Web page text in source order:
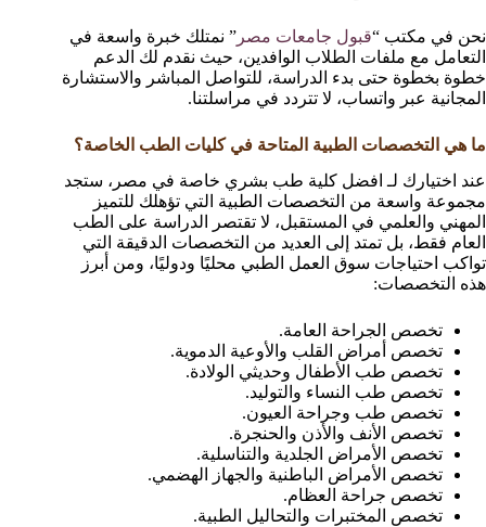
نحن في مكتب “قبول جامعات مصر ” نمتلك خبرة واسعة في
التعامل مع ملفات الطلاب الوافدين، حيث نقدم لك الدعم
خطوة بخطوة حتى بدء الدراسة، للتواصل المباشر والاستشارة
المجانية عبر واتساب، لا تتردد في مراسلتنا.
ما هي التخصصات الطبية المتاحة في كليات الطب الخاصة؟
عند اختيارك لـ افضل كلية طب بشري خاصة في مصر، ستجد
مجموعة واسعة من التخصصات الطبية التي تؤهلك للتميز
المهني والعلمي في المستقبل، لا تقتصر الدراسة على الطب
العام فقط، بل تمتد إلى العديد من التخصصات الدقيقة التي
تواكب احتياجات سوق العمل الطبي محليًا ودوليًا، ومن أبرز
هذه التخصصات:
تخصص الجراحة العامة.
تخصص أمراض القلب والأوعية الدموية.
تخصص طب الأطفال وحديثي الولادة.
تخصص طب النساء والتوليد.
تخصص طب وجراحة العيون.
تخصص الأنف والأذن والحنجرة.
تخصص الأمراض الجلدية والتناسلية.
تخصص الأمراض الباطنية والجهاز الهضمي.
تخصص جراحة العظام.
تخصص المختبرات والتحاليل الطبية.